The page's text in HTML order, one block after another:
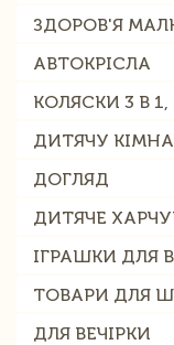
ЗДОРОВ'Я
АВТОКРІСЛА
КОЛЯСКИ 3 В 1,
ДИТЯЧУ
ДОГЛЯД
ДИТЯЧЕ
ІГРАШКИ ДЛЯ
ТОВАРИ ДЛЯ
ДЛЯ ВЕЧІРКИ